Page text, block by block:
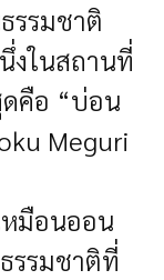
รรมชาติ
งในสถานที่
คือ “บ่อน
Meguri
หมือนออน
รรมชาติที่